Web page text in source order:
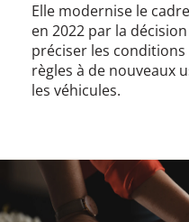
Elle modernise le
en 2022 par la
préciser les
règles à de nouveaux
les véhicules.